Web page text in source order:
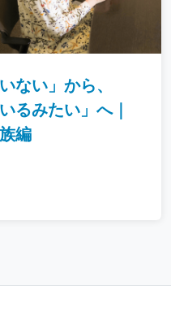
ない」から、
るみたい」へ｜
編